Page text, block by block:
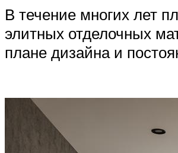
В течение многих лет
элитных отделочных
плане дизайна и